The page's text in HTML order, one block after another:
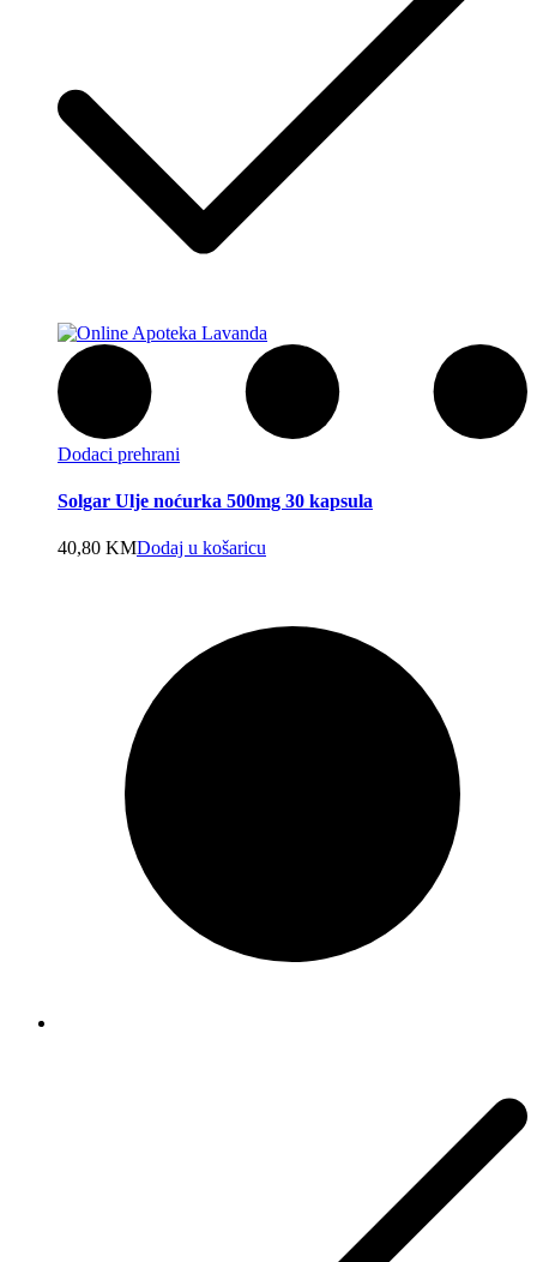
Dodaci prehrani
Solgar Ulje noćurka 500mg 30 kapsula
40,80 KMDodaj u košaricu